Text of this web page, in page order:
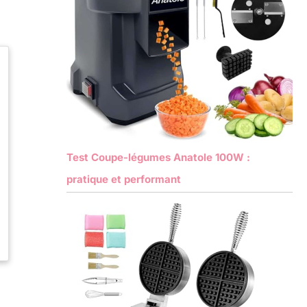
Test Coupe-légumes Anatole 100W :
pratique et performant